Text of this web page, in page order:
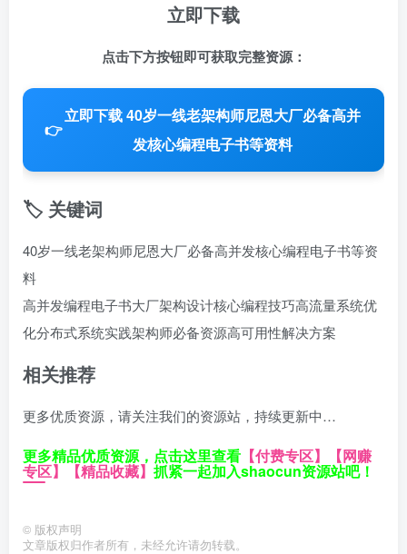
立即下载
点击下方按钮即可获取完整资源：
👉
立即下载 40岁一线老架构师尼恩大厂必备高并
发核心编程电子书等资料
🏷️ 关键词
40岁一线老架构师尼恩大厂必备高并发核心编程电子书等资
料
高并发编程电子书大厂架构设计核心编程技巧高流量系统优
化分布式系统实践架构师必备资源高可用性解决方案
相关推荐
更多优质资源，请关注我们的资源站，持续更新中…
更多精品优质资源，点击这里查看 【付费专区】 【网赚
专区】 【精品收藏】 抓紧一起加入shaocun资源站吧！
© 版权声明
文章版权归作者所有，未经允许请勿转载。